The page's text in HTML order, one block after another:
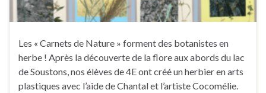
Les « Carnets de Nature » forment des botanistes en
herbe ! Après la découverte de la flore aux abords du lac
de Soustons, nos élèves de 4E ont créé un herbier en arts
plastiques avec l’aide de Chantal et l’artiste Cocomélie.